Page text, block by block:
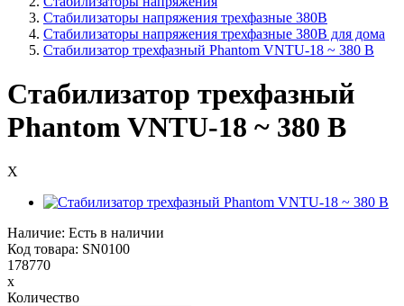
Стабилизаторы напряжения трехфазные 380В
Cтабилизаторы напряжения трехфазные 380В для дома
Стабилизатор трехфазный Phantom VNTU-18 ~ 380 В
Стабилизатор трехфазный
Phantom VNTU-18 ~ 380 В
X
Наличие: Есть в наличии
Код товара: SN0100
178770
x
Количество